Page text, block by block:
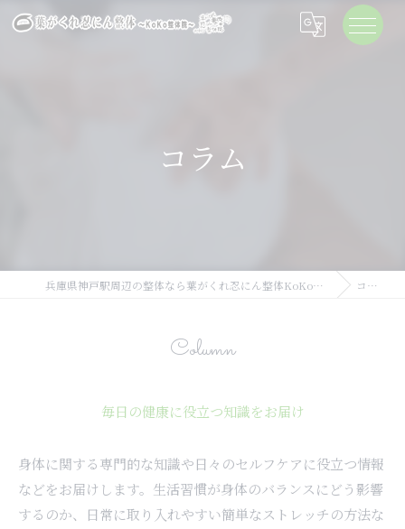
コラム
兵庫県神戸駅周辺の整体なら葉がくれ忍にん整体KoKo整体院 コラム
Column
毎日の健康に役立つ知識をお届け
身体に関する専門的な知識や日々のセルフケアに役立つ情報
などをお届けします。生活習慣が身体のバランスにどう影響
するのか、日常に取り入れやすい簡単なストレッチの方法な